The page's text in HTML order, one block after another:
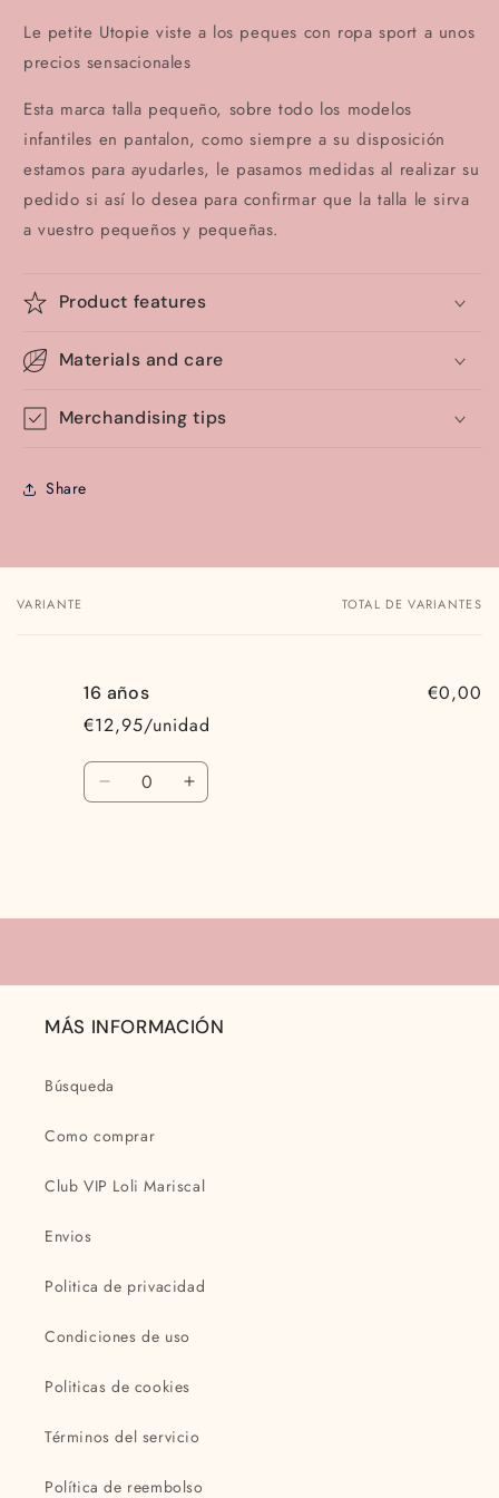
Le petite Utopie viste a los peques con ropa sport a unos
precios sensacionales
Esta marca talla pequeño, sobre todo los modelos
infantiles en pantalon, como siempre a su disposición
estamos para ayudarles, le pasamos medidas al realizar su
pedido si así lo desea para confirmar que la talla le sirva
a vuestro pequeños y pequeñas.
Product features
Materials and care
Merchandising tips
Share
Tu
VARIANTE TOTAL DE VARIANTES
16 años
€12,95/unidad
€0,00
Cantidad
Reducir
Aumentar
MÁS INFORMACIÓN
Búsqueda
Como comprar
Club VIP Loli Mariscal
Envios
Politica de privacidad
Condiciones de uso
Politicas de cookies
Términos del servicio
Política de reembolso